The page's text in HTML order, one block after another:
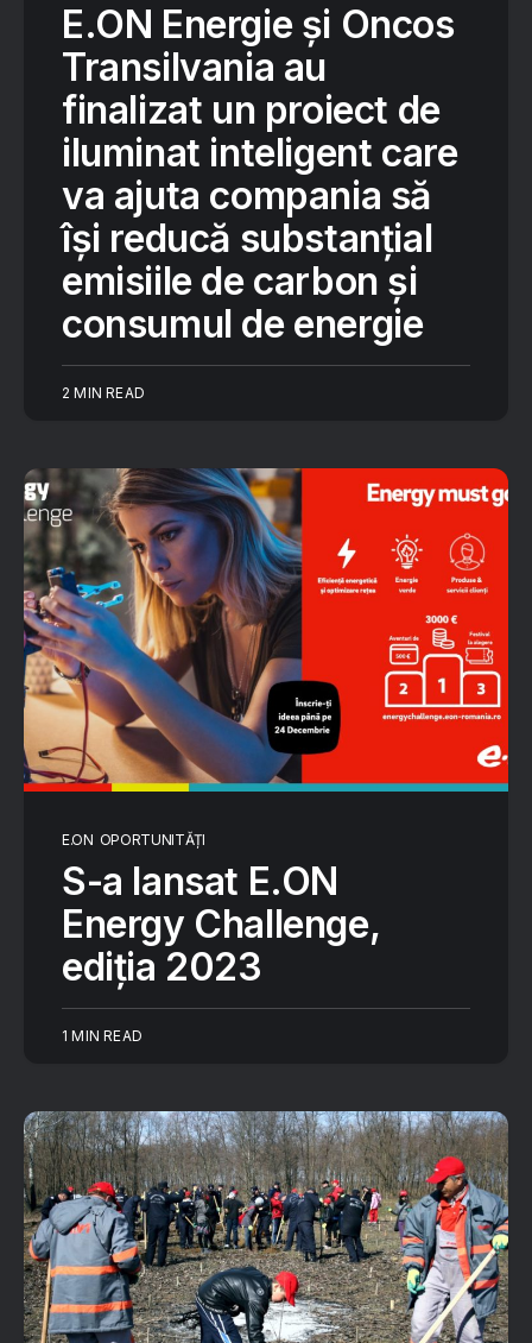
E.ON Energie și Oncos
Transilvania au
finalizat un proiect de
iluminat inteligent care
va ajuta compania să
își reducă substanțial
emisiile de carbon și
consumul de energie
2 MIN READ
E.ON OPORTUNITĂȚI
S-a lansat E.ON
Energy Challenge,
ediția 2023
1 MIN READ